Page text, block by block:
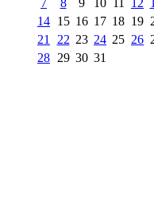
7
8 9 10 11 12
14 15 16 17 18 19
21 22 23 24 25 26
28 29 30 31